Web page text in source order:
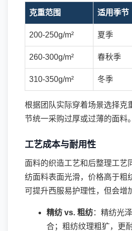
克重范围 适用季节
200-250g/m² 夏季
260-300g/m² 春秋季
310-350g/m² 冬季
根据团队实际穿着场景选择克
节统一采购过厚或过薄的面料。
工艺成本与耐用性
面料的织造工艺和后整理工艺
纺面料表面光滑，价格高于粗
可提升西服易护理性，但会增
精纺 vs. 粗纺：精纺光
合；粗纺纹理粗犷，更耐